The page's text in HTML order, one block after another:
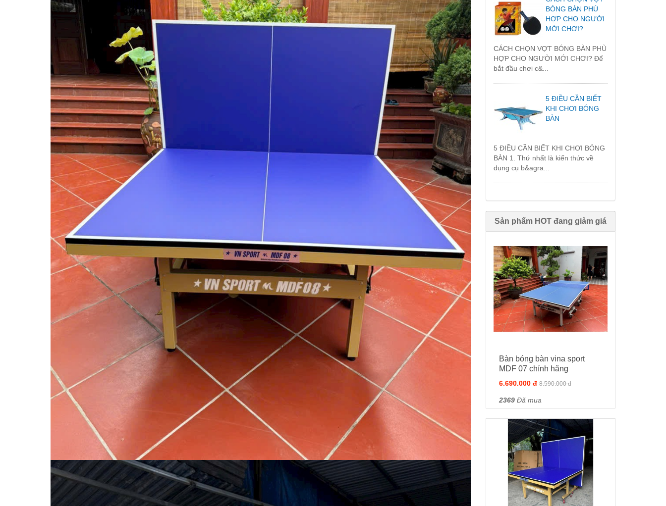
BÓNG BÀN PHÙ
HỢP CHO NGƯỜI
MỚI CHƠI?
CÁCH CHỌN VỢT BÓNG BÀN PHÙ
HỢP CHO NGƯỜI MỚI CHƠI? Để
bắt đầu chơi c&...
5 ĐIỀU CẦN BIẾT
KHI CHƠI BÓNG
BÀN
5 ĐIỀU CẦN BIẾT KHI CHƠI BÓNG
BÀN 1. Thứ nhất là kiến thức về
dụng cụ b&agra...
Sản phẩm HOT đang giảm giá
Bàn bóng bàn vina sport
MDF 07 chính hãng
6.690.000 đ 8.590.000 đ
2369Đã mua